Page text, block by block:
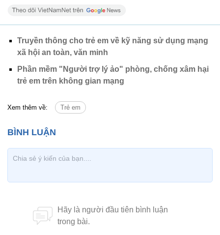
Truyền thông cho trẻ em về kỹ năng sử dụng mạng
xã hội an toàn, văn minh
Phần mềm "Người trợ lý ảo" phòng, chống xâm hại
trẻ em trên không gian mạng
Xem thêm về: Trẻ em